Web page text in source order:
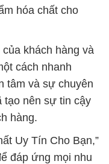
hóa chất cho
khách hàng và
cách nhanh
tâm và sự chuyên
tạo nên sự tin cậy
hàng.
Uy Tín Cho Bạn,”
đáp ứng mọi nhu